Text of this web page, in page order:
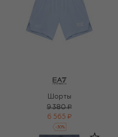
Шорты
9 380 ₽
6 565 ₽
-30%